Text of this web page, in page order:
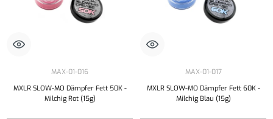
MAX-01-016
MXLR SLOW-MO Dämpfer Fett 50K -
Milchig Rot (15g)
MAX-01-017
MXLR SLOW-MO Dämpfer Fett 60K -
Milchig Blau (15g)